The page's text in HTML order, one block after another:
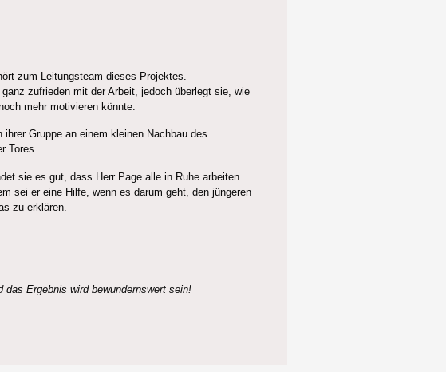
zum Leitungsteam dieses Projektes.
zufrieden mit der Arbeit, jedoch überlegt sie, wie
mehr motivieren könnte.
ihrer Gruppe an einem kleinen Nachbau des
Tores.
sie es gut, dass Herr Page alle in Ruhe arbeiten
sei er eine Hilfe, wenn es darum geht, den jüngeren
zu erklären.
Ergebnis wird bewundernswert sein!